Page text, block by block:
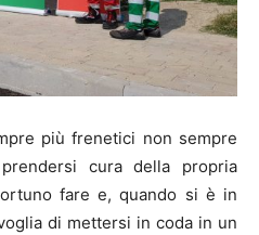
più frenetici non sempre
cura della propria
fare e, quando si è in
di mettersi in coda in un